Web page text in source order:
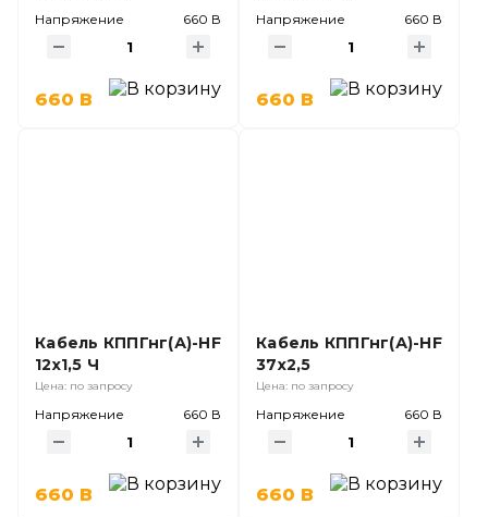
660 В
Напряжение 660 В
660 В
Напряжение 660 В
660 В
Кабель КППГнг(А)-HF
12х1,5 Ч
Цена: по запросу
Напряжение 660 В
660 В
Кабель КППГнг(А)-HF
37х2,5
Цена: по запросу
Напряжение 660 В